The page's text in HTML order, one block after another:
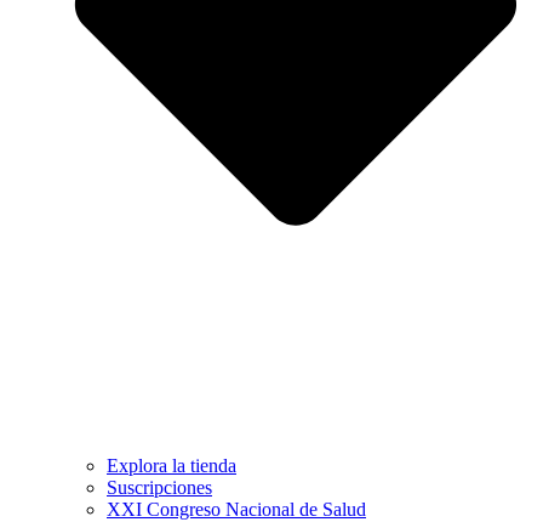
Explora la tienda
Suscripciones
XXI Congreso Nacional de Salud